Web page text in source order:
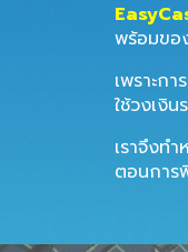
พร้อมขอ
เพราะก
ใช้วงเงิ
เราจึงท
ตอนการ